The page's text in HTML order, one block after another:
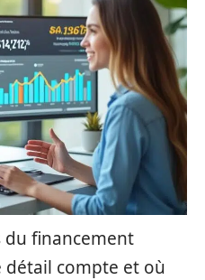
du financement
détail compte et où